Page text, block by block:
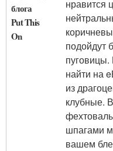
блога
Put This
On
нравится
подойдут
пуговицы.
найти на
из
клубные.
шпагами
вашем